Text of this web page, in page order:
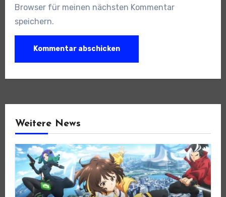
Browser für meinen nächsten Kommentar
speichern.
Weitere News